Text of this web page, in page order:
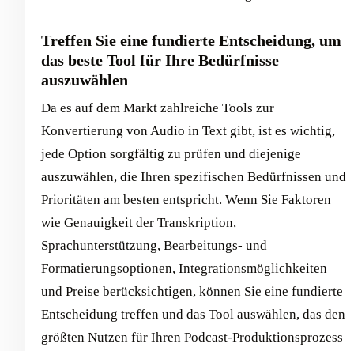
Treffen Sie eine fundierte Entscheidung, um
das beste Tool für Ihre Bedürfnisse
auszuwählen
Da es auf dem Markt zahlreiche Tools zur
Konvertierung von Audio in Text gibt, ist es wichtig,
jede Option sorgfältig zu prüfen und diejenige
auszuwählen, die Ihren spezifischen Bedürfnissen und
Prioritäten am besten entspricht. Wenn Sie Faktoren
wie Genauigkeit der Transkription,
Sprachunterstützung, Bearbeitungs- und
Formatierungsoptionen, Integrationsmöglichkeiten
und Preise berücksichtigen, können Sie eine fundierte
Entscheidung treffen und das Tool auswählen, das den
größten Nutzen für Ihren Podcast-Produktionsprozess